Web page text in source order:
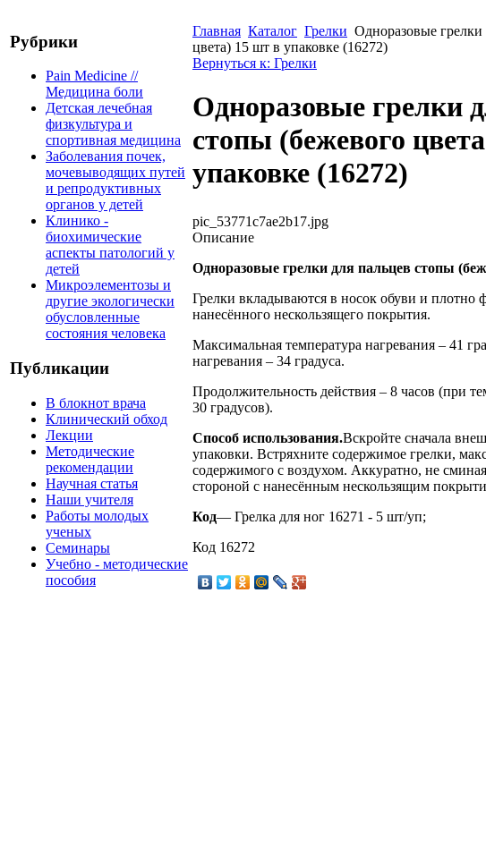
Рубрики
Pain Medicine //
Медицина боли
Детская лечебная
физкультура и
спортивная медицина
Заболевания почек,
мочевыводящих путей
и репродуктивных
органов у детей
Клинико -
биохимические
аспекты патологий у
детей
Микроэлементозы и
другие экологически
обусловленные
состояния человека
Публикации
В блокнот врача
Клинический обход
Лекции
Методические
рекомендации
Научная статья
Наши учителя
Работы молодых
ученых
Семинары
Учебно - методические
пособия
Главная Каталог Грелки Одноразовые
цвета) 15 шт в упаковке (16272)
Вернуться к: Грелки
Одноразовые грелки
стопы (бежевого
упаковке (16272)
pic_53771c7ae2b17.jpg
Описание
Одноразовые грелки для пальцев стопы
Грелки вкладываются в носок обуви и плотно
нанесённого нескользящего покрытия.
Максимальная температура нагревания – 41
нагревания – 34 градуса.
Продолжительность действия – 8 часов (при
30 градусов).
Способ использования.Вскройте сначала
упаковки. Встряхните содержимое грелки,
содержимого с воздухом. Аккуратно, не
стороной с нанесённым нескользящим
Код— Грелка для ног 16271 - 5 шт/уп;
Код 16272